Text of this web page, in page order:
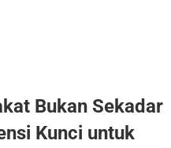
Bukan Sekadar
Kunci untuk